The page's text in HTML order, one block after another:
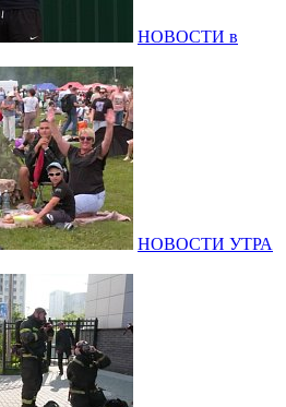
НОВОСТИ в
НОВОСТИ УТРА